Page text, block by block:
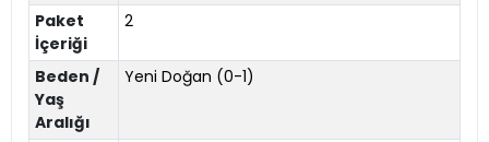
Paket
İçeriği
2
Beden /
Yaş
Aralığı
Yeni Doğan (0-1)